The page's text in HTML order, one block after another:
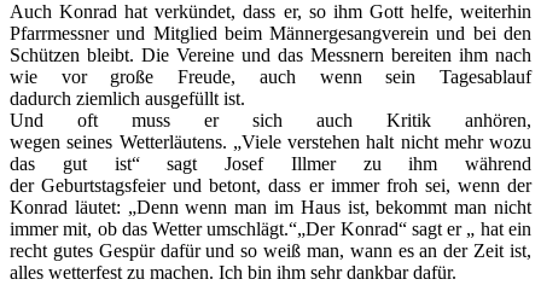
Auch Konrad hat verkündet, dass er, so ihm Gott helfe, weiterhin
Pfarrmessner und Mitglied beim Männergesangverein und bei den
Schützen bleibt. Die Vereine und das Messnern bereiten ihm nach
wie vor große Freude, auch wenn sein Tagesablauf
dadurch ziemlich ausgefüllt ist.
Und oft muss er sich auch Kritik anhören,
wegen seines Wetterläutens. „Viele verstehen halt nicht mehr wozu
das gut ist“ sagt Josef Illmer zu ihm während
der Geburtstagsfeier und betont, dass er immer froh sei, wenn der
Konrad läutet: „Denn wenn man im Haus ist, bekommt man nicht
immer mit, ob das Wetter umschlägt.“„Der Konrad“ sagt er „ hat ein
recht gutes Gespür dafür und so weiß man, wann es an der Zeit ist,
alles wetterfest zu machen. Ich bin ihm sehr dankbar dafür.